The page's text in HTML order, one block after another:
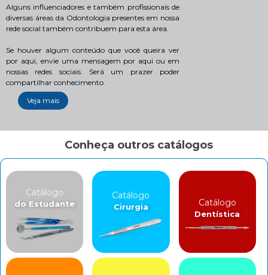
Alguns influenciadores e também profissionais de
diversas áreas da Odontologia presentes em nossa
rede social também contribuem para esta área.
Se houver algum conteúdo que você queira ver
por aqui, envie uma mensagem por aqui ou em
nossas redes sociais. Será um prazer poder
compartilhar conhecimento.
Veja mais
Conheça outros catálogos
Catálogo
do Estudante
Catálogo
Cirurgia Catálogo
Dentística